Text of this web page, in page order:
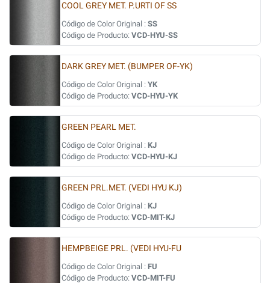
COOL GREY MET. P.URTI OF SS
Código de Color Original : SS
Código de Producto: VCD-HYU-SS
DARK GREY MET. (BUMPER OF-YK)
Código de Color Original : YK
Código de Producto: VCD-HYU-YK
GREEN PEARL MET.
Código de Color Original : KJ
Código de Producto: VCD-HYU-KJ
GREEN PRL.MET. (VEDI HYU KJ)
Código de Color Original : KJ
Código de Producto: VCD-MIT-KJ
HEMPBEIGE PRL. (VEDI HYU-FU
Código de Color Original : FU
Código de Producto: VCD-MIT-FU